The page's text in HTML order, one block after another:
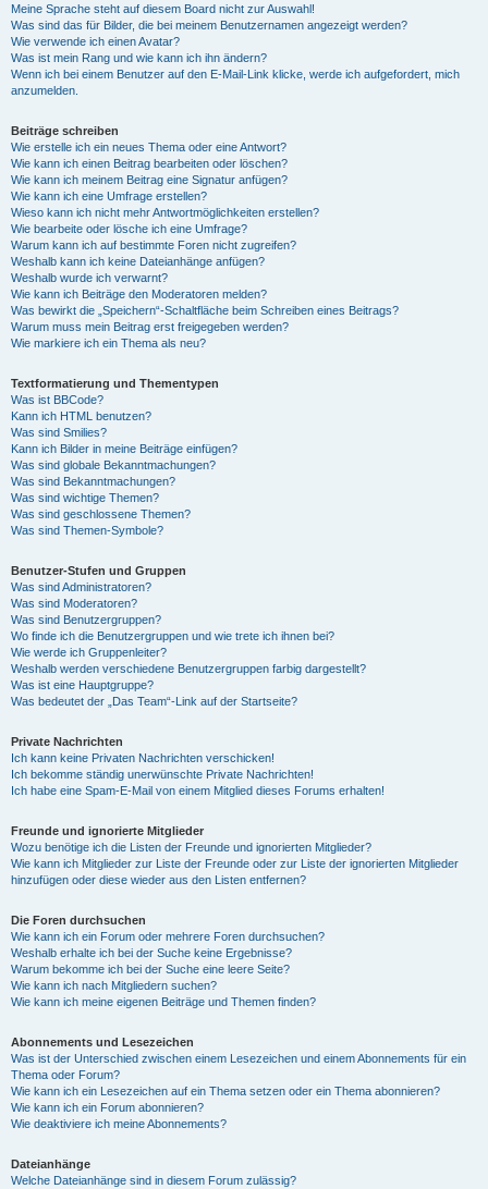
Meine Sprache steht auf diesem Board nicht zur Auswahl!
Was sind das für Bilder, die bei meinem Benutzernamen angezeigt werden?
Wie verwende ich einen Avatar?
Was ist mein Rang und wie kann ich ihn ändern?
Wenn ich bei einem Benutzer auf den E-Mail-Link klicke, werde ich aufgefordert, mich
anzumelden.
Beiträge schreiben
Wie erstelle ich ein neues Thema oder eine Antwort?
Wie kann ich einen Beitrag bearbeiten oder löschen?
Wie kann ich meinem Beitrag eine Signatur anfügen?
Wie kann ich eine Umfrage erstellen?
Wieso kann ich nicht mehr Antwortmöglichkeiten erstellen?
Wie bearbeite oder lösche ich eine Umfrage?
Warum kann ich auf bestimmte Foren nicht zugreifen?
Weshalb kann ich keine Dateianhänge anfügen?
Weshalb wurde ich verwarnt?
Wie kann ich Beiträge den Moderatoren melden?
Was bewirkt die „Speichern“-Schaltfläche beim Schreiben eines Beitrags?
Warum muss mein Beitrag erst freigegeben werden?
Wie markiere ich ein Thema als neu?
Textformatierung und Thementypen
Was ist BBCode?
Kann ich HTML benutzen?
Was sind Smilies?
Kann ich Bilder in meine Beiträge einfügen?
Was sind globale Bekanntmachungen?
Was sind Bekanntmachungen?
Was sind wichtige Themen?
Was sind geschlossene Themen?
Was sind Themen-Symbole?
Benutzer-Stufen und Gruppen
Was sind Administratoren?
Was sind Moderatoren?
Was sind Benutzergruppen?
Wo finde ich die Benutzergruppen und wie trete ich ihnen bei?
Wie werde ich Gruppenleiter?
Weshalb werden verschiedene Benutzergruppen farbig dargestellt?
Was ist eine Hauptgruppe?
Was bedeutet der „Das Team“-Link auf der Startseite?
Private Nachrichten
Ich kann keine Privaten Nachrichten verschicken!
Ich bekomme ständig unerwünschte Private Nachrichten!
Ich habe eine Spam-E-Mail von einem Mitglied dieses Forums erhalten!
Freunde und ignorierte Mitglieder
Wozu benötige ich die Listen der Freunde und ignorierten Mitglieder?
Wie kann ich Mitglieder zur Liste der Freunde oder zur Liste der ignorierten Mitglieder
hinzufügen oder diese wieder aus den Listen entfernen?
Die Foren durchsuchen
Wie kann ich ein Forum oder mehrere Foren durchsuchen?
Weshalb erhalte ich bei der Suche keine Ergebnisse?
Warum bekomme ich bei der Suche eine leere Seite?
Wie kann ich nach Mitgliedern suchen?
Wie kann ich meine eigenen Beiträge und Themen finden?
Abonnements und Lesezeichen
Was ist der Unterschied zwischen einem Lesezeichen und einem Abonnements für ein
Thema oder Forum?
Wie kann ich ein Lesezeichen auf ein Thema setzen oder ein Thema abonnieren?
Wie kann ich ein Forum abonnieren?
Wie deaktiviere ich meine Abonnements?
Dateianhänge
Welche Dateianhänge sind in diesem Forum zulässig?